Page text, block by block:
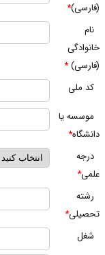
*
*
ملی
یا
*
*
*